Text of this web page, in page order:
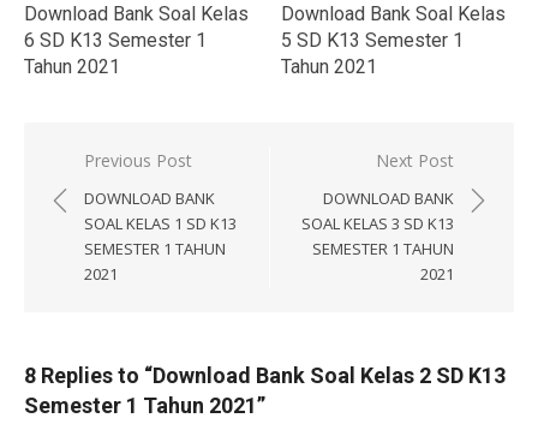
Download Bank Soal Kelas
6 SD K13 Semester 1
Tahun 2021
Download Bank Soal Kelas
5 SD K13 Semester 1
Tahun 2021
Navigasi
pos
Previous Post
DOWNLOAD BANK
SOAL KELAS 1 SD K13
SEMESTER 1 TAHUN
2021
Next Post
DOWNLOAD BANK
SOAL KELAS 3 SD K13
SEMESTER 1 TAHUN
2021
8 Replies to “Download Bank Soal Kelas 2 SD K13
Semester 1 Tahun 2021”